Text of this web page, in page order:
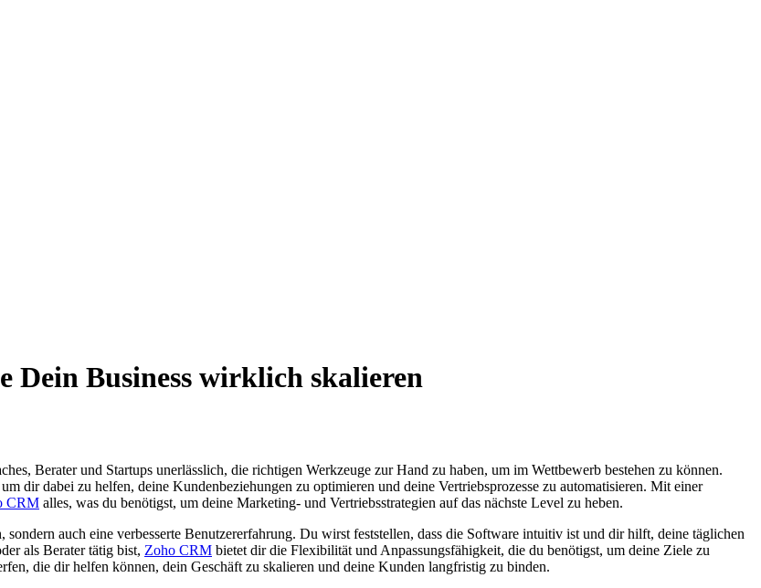
Dein Business wirklich skalieren
Berater und Startups unerlässlich, die richtigen Werkzeuge zur Hand zu haben, um im Wettbewerb bestehen zu können.
dir dabei zu helfen, deine Kundenbeziehungen zu optimieren und deine Vertriebsprozesse zu automatisieren. Mit einer
CRM alles, was du benötigst, um deine Marketing- und Vertriebsstrategien auf das nächste Level zu heben.
auch eine verbesserte Benutzererfahrung. Du wirst feststellen, dass die Software intuitiv ist und dir hilft, deine täglichen
als Berater tätig bist, Zoho CRM bietet dir die Flexibilität und Anpassungsfähigkeit, die du benötigst, um deine Ziele zu
die dir helfen können, dein Geschäft zu skalieren und deine Kunden langfristig zu binden.